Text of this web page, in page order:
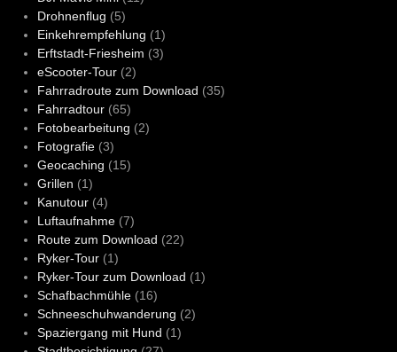
Drohnenflug (5)
Einkehrempfehlung (1)
Erftstadt-Friesheim (3)
eScooter-Tour(2)
Fahrradroute zum Download (35)
Fahrradtour(65)
Fotobearbeitung (2)
Fotografie(3)
Geocaching (15)
Grillen (1)
Kanutour(4)
Luftaufnahme(7)
Route zum Download (22)
Ryker-Tour(1)
Ryker-Tour zum Download (1)
Schafbachmühle(16)
Schneeschuhwanderung (2)
Spaziergang mit Hund (1)